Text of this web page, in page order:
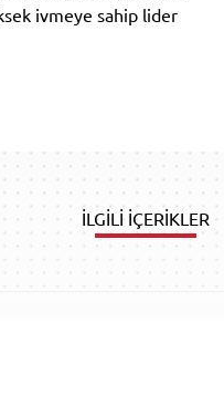
ivmeye sahip lider
İLGİLİ İÇERİKLER